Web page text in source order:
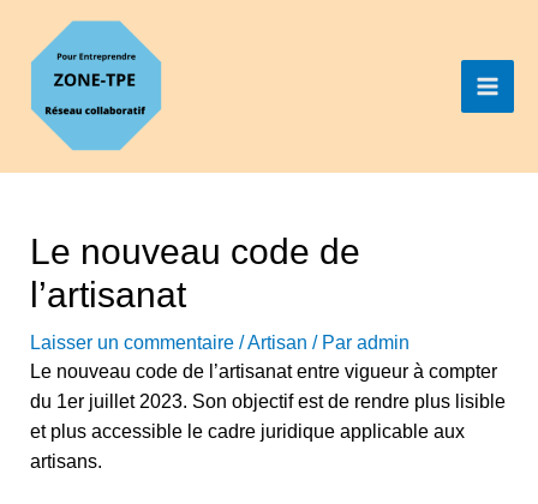
Le nouveau code de
l’artisanat
Laisser un commentaire /Artisan / Par admin
Le nouveau code de l’artisanat entre vigueur à compter
du 1er juillet 2023. Son objectif est de rendre plus lisible
et plus accessible le cadre juridique applicable aux
artisans.